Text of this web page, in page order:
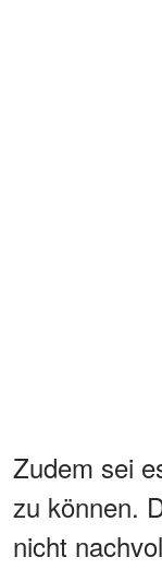
Zudem sei
zu können.
nicht